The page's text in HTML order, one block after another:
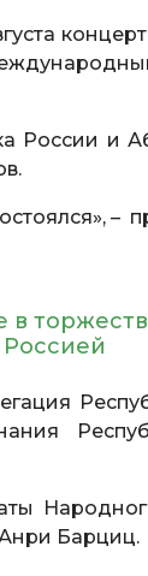
России и
–
Барциц.